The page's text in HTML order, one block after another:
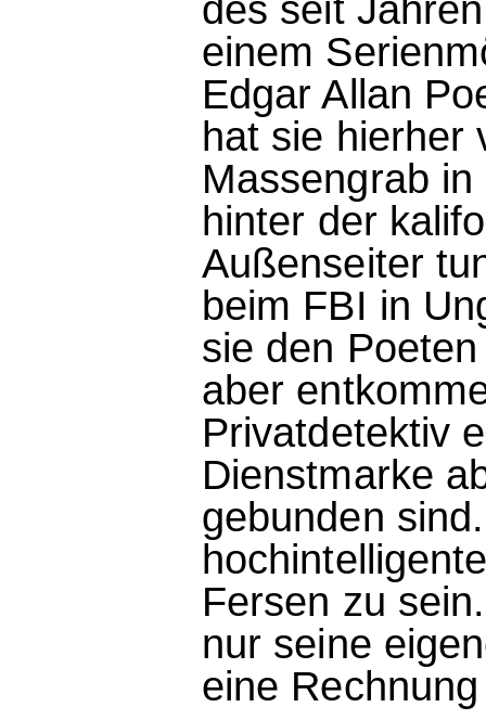
des seit
einem
Edgar Allan
hat sie hierher
Massengrab
hinter der
Außenseiter
beim FBI in
sie den
aber
Privatdetektiv
Dienstmarke
gebunden
Fersen zu
nur seine
eine